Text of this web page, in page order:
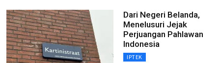
Dari Negeri Belanda,
Menelusuri Jejak
Perjuangan Pahlawan
Indonesia
IPTEK